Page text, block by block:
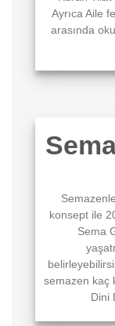
Ayrıca Aile
arasında
konsept ile
Sema
semazen kaç
Dini